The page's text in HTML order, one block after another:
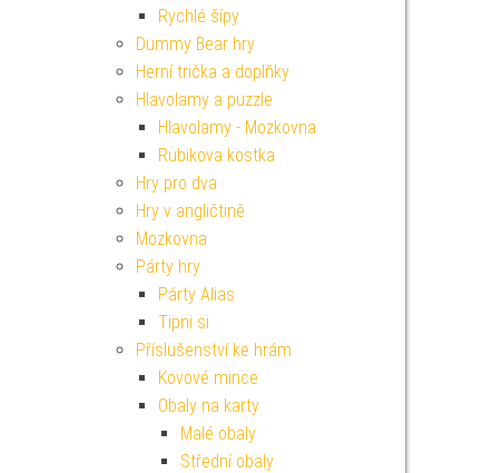
Rychlé šípy
Dummy Bear hry
Herní trička a doplňky
Hlavolamy a puzzle
Hlavolamy - Mozkovna
Rubikova kostka
Hry pro dva
Hry v angličtině
Mozkovna
Párty hry
Párty Alias
Tipni si
Příslušenství ke hrám
Kovové mince
Obaly na karty
Malé obaly
Střední obaly